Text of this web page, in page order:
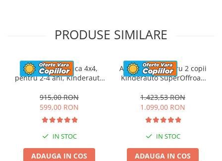
Dimensiunile produsul montat1050x580x680
TransportGRATUIT
PosibilitateRETUR
PRODUSE SIMILARE
Masinuta electrica 4x4,
pentru 2-4 ani, Kinderauto
tapitat, culoare albastra
915,00 RON
599,00 RON
IN STOC
ADAUGA IN COS
ATV electric pentru 2 copii
Kinderauto SuperOffroad
albastru
1.423,53 RON
1.099,00 RON
IN STOC
ADAUGA IN COS